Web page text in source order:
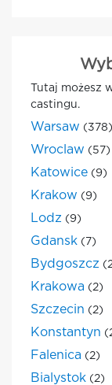
Tutaj możesz
castingu.
Warsaw (378)
Wroclaw (57)
Katowice (9)
Krakow (9)
Lodz (9)
Gdansk (7)
Bydgoszcz
Krakowa (2)
Szczecin (2)
Konstantyn
Falenica (2)
Bialystok (2)